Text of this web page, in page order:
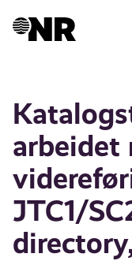
arbeidet
JTC1/